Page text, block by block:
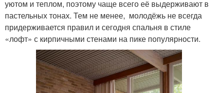
уютом и теплом, поэтому чаще всего её выдерживают в
пастельных тонах. Тем не менее, молодёжь не всегда
придерживается правил и сегодня спальня в стиле
«лофт» с кирпичными стенами на пике популярности.